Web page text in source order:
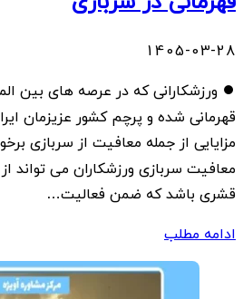
1405-03-28
⏺ ورزشکارانی که در عرصه های بین
قهرمانی شده و پرچم کشور عزیزمان
مزایایی از جمله معافیت از سربازی
معافیت سربازی ورزشکاران می تواند
قشری باشد که ضمن فعالیت…
ادامه مطلب